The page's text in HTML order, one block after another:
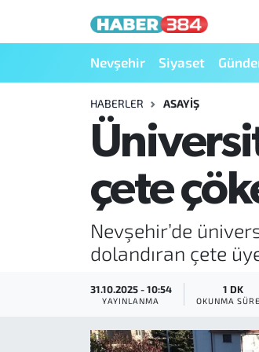
Nevşehir Siyaset
HABERLER ASAYIŞ
çete
Nevşehir’de
dolandıran çete
31.10.2025 - 10:54
YAYINLANMA
1 DK
OKUNMA
Nöbetçi Eczaneler
Hava Durumu
Trafik Durumu
Süper Lig Puan Durumu ve Fikstür
Tüm Manşetler
Son Dakika Haberleri
Haber Arşivi